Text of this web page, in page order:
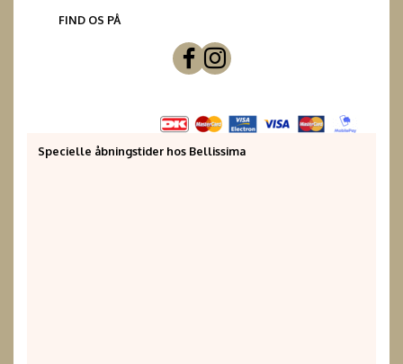
FIND OS PÅ
Specielle åbningstider hos Bellissima